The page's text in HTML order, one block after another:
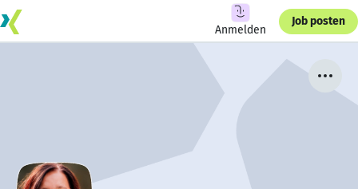
Anmelden
Job posten